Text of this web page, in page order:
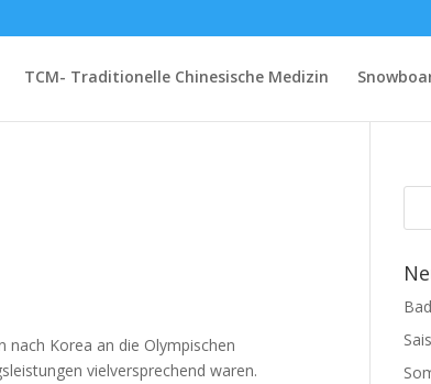
TCM- Traditionelle Chinesische Medizin
nach Korea an die Olympischen
vielversprechend waren.